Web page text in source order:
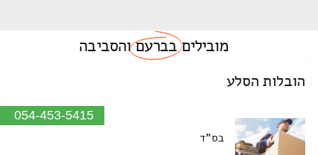
מוביליםבברעםוהסביבה
הובלות הסלע
054-453-5415
בס"ד